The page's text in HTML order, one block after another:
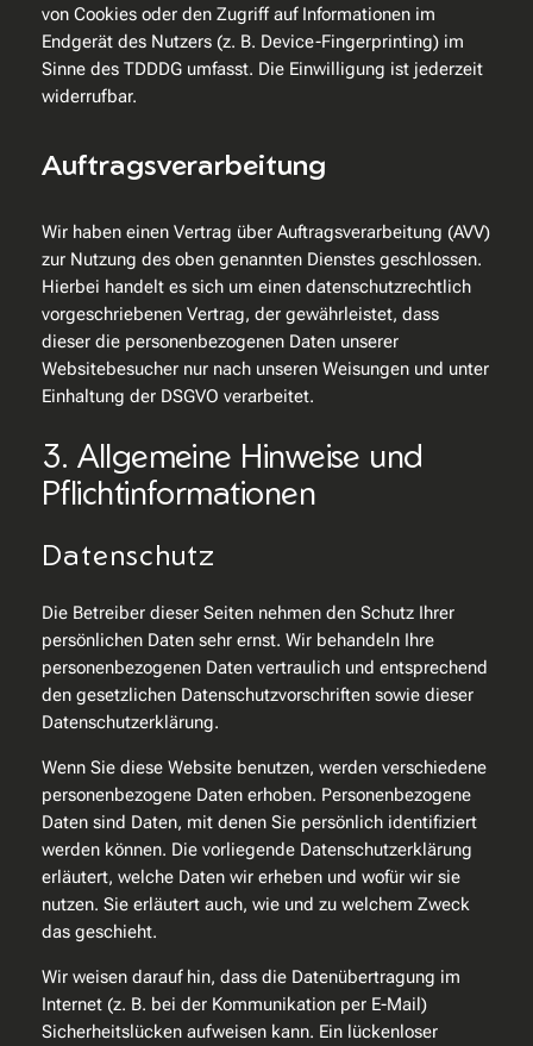
von Cookies oder den Zugriff auf Informationen im
Endgerät des Nutzers (z. B. Device-Fingerprinting) im
Sinne des TDDDG umfasst. Die Einwilligung ist jederzeit
widerrufbar.
Auftragsverarbeitung
Wir haben einen Vertrag über Auftragsverarbeitung (AVV)
zur Nutzung des oben genannten Dienstes geschlossen.
Hierbei handelt es sich um einen datenschutzrechtlich
vorgeschriebenen Vertrag, der gewährleistet, dass
dieser die personenbezogenen Daten unserer
Websitebesucher nur nach unseren Weisungen und unter
Einhaltung der DSGVO verarbeitet.
3. Allgemeine Hinweise und
Pflicht­informationen
Datenschutz
Die Betreiber dieser Seiten nehmen den Schutz Ihrer
persönlichen Daten sehr ernst. Wir behandeln Ihre
personenbezogenen Daten vertraulich und entsprechend
den gesetzlichen Datenschutzvorschriften sowie dieser
Datenschutzerklärung.
Wenn Sie diese Website benutzen, werden verschiedene
personenbezogene Daten erhoben. Personenbezogene
Daten sind Daten, mit denen Sie persönlich identifiziert
werden können. Die vorliegende Datenschutzerklärung
erläutert, welche Daten wir erheben und wofür wir sie
nutzen. Sie erläutert auch, wie und zu welchem Zweck
das geschieht.
Wir weisen darauf hin, dass die Datenübertragung im
Internet (z. B. bei der Kommunikation per E-Mail)
Sicherheitslücken aufweisen kann. Ein lückenloser